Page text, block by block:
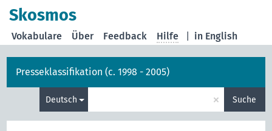
Skosmos
in English
Vokabulare Über Feedback Hilfe
Presseklassifikation (c. 1998 - 2005)
Deutsch × Suche